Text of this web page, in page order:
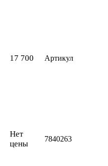
17 700 Артикул
Нет
цены
7840263